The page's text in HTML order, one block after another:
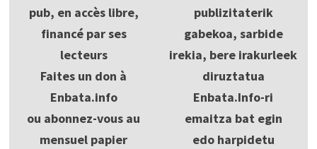
pub, en accès libre,
financé par ses
lecteurs
Faites un don à
Enbata.info
ou abonnez-vous au
mensuel papier
publizitaterik
gabekoa, sarbide
irekia, bere irakurleek
diruztatua
Enbata.Info-ri
emaitza bat egin
edo harpidetu